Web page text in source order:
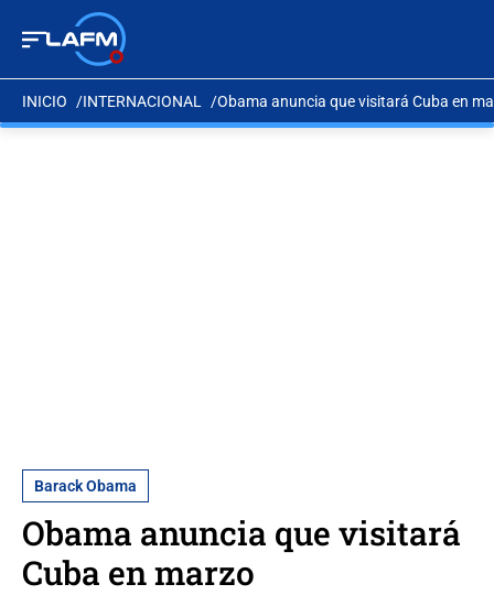
INICIO INTERNACIONAL Obama anuncia que visitará Cuba en
Barack Obama
Obama anuncia que visitará
Cuba en marzo